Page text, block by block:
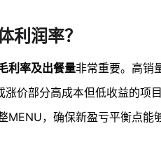
利润率？
利率及出餐量非常重要。高销
价部分高成本但低收益的项目
，确保新盈亏平衡点能